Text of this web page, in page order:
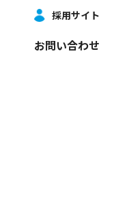
採用サイト
お問い合わせ